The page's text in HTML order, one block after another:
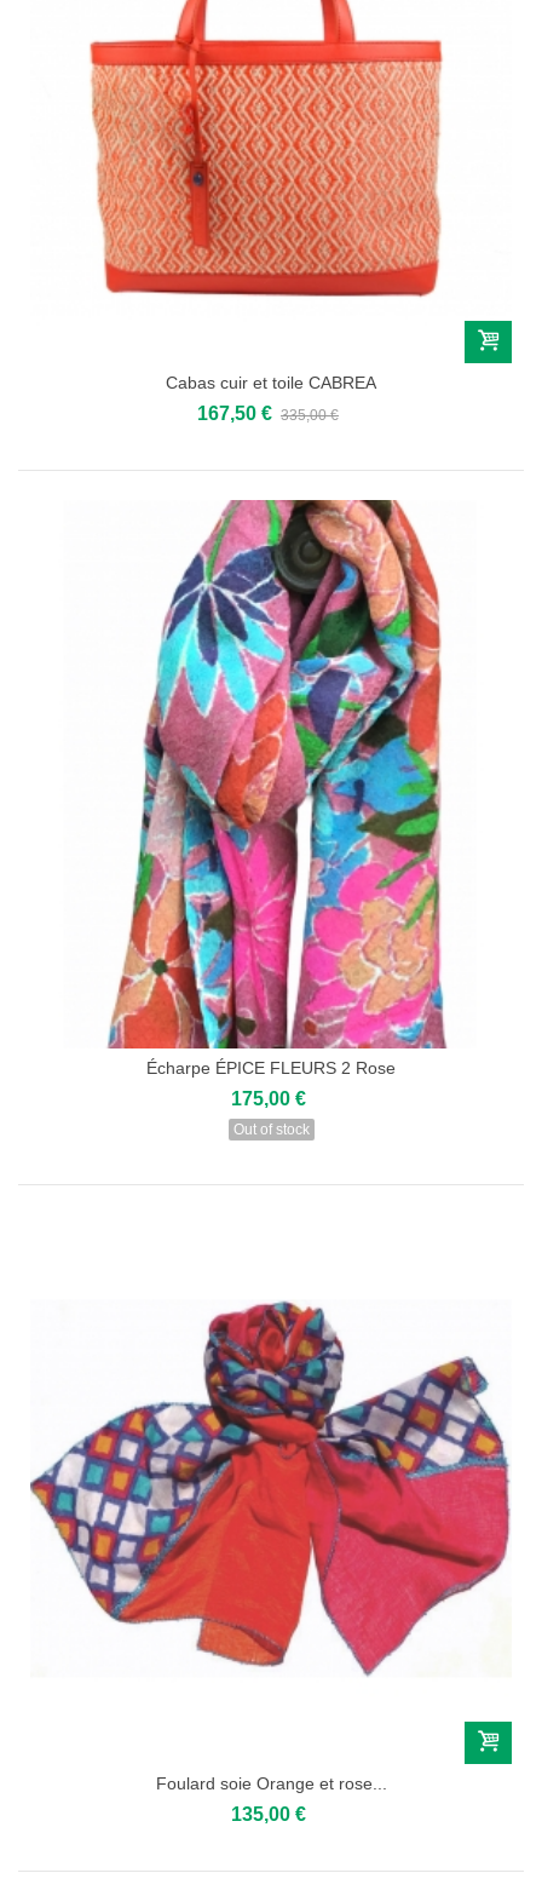
Cabas cuir et toile CABREA
167,50 € 335,00 €
Écharpe ÉPICE FLEURS 2 Rose
175,00 €
Out of stock
Foulard soie Orange et rose...
135,00 €